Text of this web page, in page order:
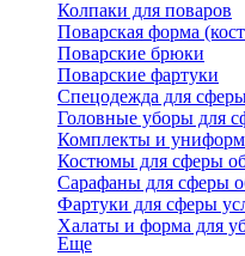
Колпаки для поваров
Поварская форма
Поварские брюки
Поварские фартуки
Спецодежда для
Головные уборы для
Комплекты и
Костюмы для сферы
Сарафаны для сферы
Фартуки для сферы
Халаты и форма для
Еще